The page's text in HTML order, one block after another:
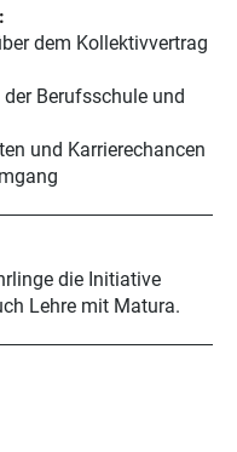
dem Kollektivvertrag
Berufsschule und
und Karrierechancen
die Initiative
Lehre mit Matura.